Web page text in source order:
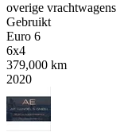
overige vrachtwagens
Gebruikt
Euro 6
6x4
379,000 km
2020